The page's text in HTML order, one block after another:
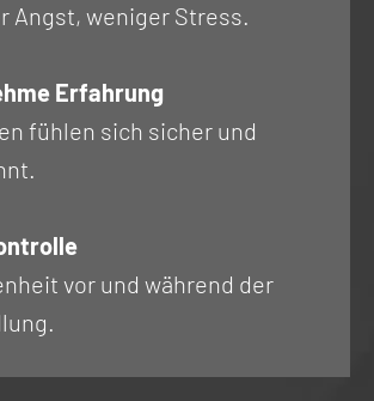
Angst, weniger Stress.
Erfahrung
fühlen sich sicher und
vor und während der